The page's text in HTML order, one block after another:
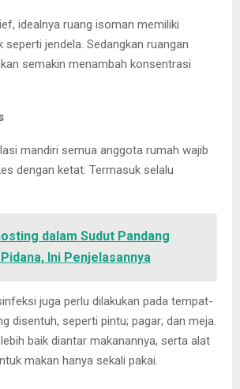
idealnya ruang isoman memiliki
seperti jendela. Sedangkan ruangan
semakin menambah konsentrasi
mandiri semua anggota rumah wajib
dengan ketat. Termasuk selalu
dalam Sudut Pandang
Ini Penjelasannya
juga perlu dilakukan pada tempat-
disentuh, seperti pintu; pagar; dan meja.
baik diantar makanannya, serta alat
makan hanya sekali pakai.